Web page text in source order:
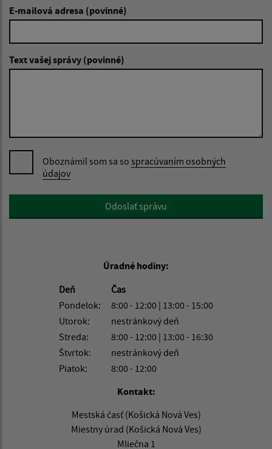
E-mailová adresa (povinné)
Text vašej správy (povinné)
Oboznámil som sa so spracúvaním osobných
údajov
Google reCaptcha ResponseOdoslať správu
Úradné hodiny:
Deň
Čas
Pondelok:
8:00 - 12:00 | 13:00 - 15:00
Utorok:
nestránkový deň
Streda:
8:00 - 12:00 | 13:00 - 16:30
Štvrtok:
nestránkový deň
Piatok:
8:00 - 12:00
Kontakt:
Mestská časť (Košická Nová Ves)
Miestny úrad (Košická Nová Ves)
Mliečna 1